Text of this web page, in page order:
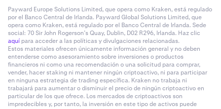
Payward Europe Solutions Limited, que opera como Kraken, está regulado
por el Banco Central de Irlanda. Payward Global Solutions Limited, que
opera como Kraken, está regulado por el Banco Central de Irlanda. Sede
social: 70 Sir John Rogerson’s Quay, Dublin, D02 R296, Irlanda. Haz clic
aquí para acceder a las políticas y divulgaciones relacionadas.
Estos materiales ofrecen únicamente información general y no deben
entenderse como asesoramiento sobre inversiones o productos
financieros ni como una recomendación o una solicitud para comprar,
vender, hacer staking ni mantener ningún criptoactivo, ni para participar
en ninguna estrategia de trading específica. Kraken no trabaja ni
trabajará para aumentar o disminuir el precio de ningún criptoactivo en
particular de los que ofrece. Los mercados de criptoactivos son
impredecibles y, por tanto, la inversión en este tipo de activos puede